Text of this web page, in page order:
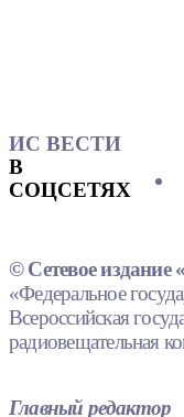
ИС ВЕСТИ
В
СОЦСЕТЯХ
© Сетевое издание
«Федеральное
Всероссийская
радиовещательная
Главный редактор